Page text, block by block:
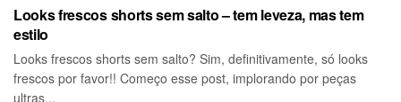
Looks frescos shorts sem salto – tem leveza, mas tem
estilo
Looks frescos shorts sem salto? Sim, definitivamente, só looks
frescos por favor!! Começo esse post, implorando por peças
ultras...